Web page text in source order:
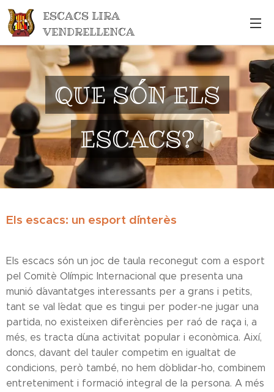
ESCACS LIRA
VENDRELLENCA
QUE SÓN ELS
ESCACS?
Els escacs: un esport d´interès
Els escacs són un joc de taula reconegut com a esport
pel Comitè Olímpic Internacional que presenta una
munió d´avantatges interessants per a grans i petits,
tant se val l´edat que es tingui per poder-ne jugar una
partida, no existeixen diferències per raó de raça i, a
més, es tracta d´una activitat popular i econòmica. Així,
doncs, davant del tauler competim en igualtat de
condicions, però també, no hem d´oblidar-ho, combinem
entreteniment i formació integral de la persona. A més